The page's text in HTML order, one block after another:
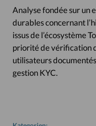
Analyse fondée sur un
durables concernant
issus de l’écosystème
priorité de vérification
utilisateurs
gestion KYC.